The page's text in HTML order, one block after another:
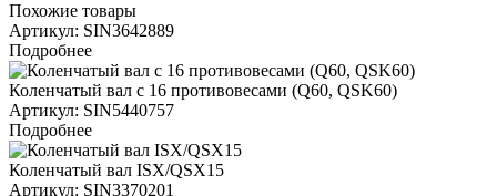
Похожие товары
Артикул: SIN3642889
Подробнее
Коленчатый вал с 16 противовесами (Q60, QSK60)
Артикул: SIN5440757
Подробнее
Коленчатый вал ISX/QSX15
Артикул: SIN3370201